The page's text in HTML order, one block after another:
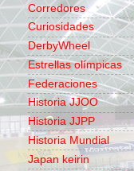
Corredores
Curiosidades
DerbyWheel
Estrellas olímpicas
Federaciones
Historia JJOO
Historia JJPP
Historia Mundial
Japan keirin